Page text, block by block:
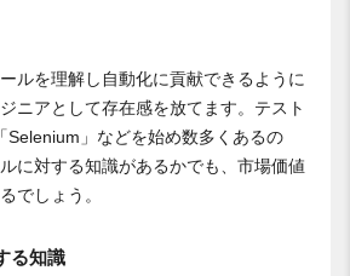
ルを理解し自動化に貢献できるように
ニアとして存在感を放てます。テスト
Selenium」などを始め数多くあるの
に対する知識があるかでも、市場価値
でしょう。
る知識